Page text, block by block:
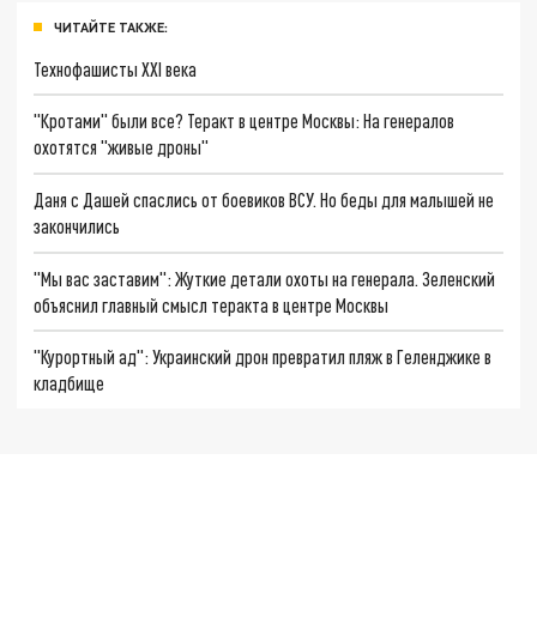
ЧИТАЙТЕ ТАКЖЕ:
Технофашисты XXI века
"Кротами" были все? Теракт в центре Москвы: На генералов
охотятся "живые дроны"
Даня с Дашей спаслись от боевиков ВСУ. Но беды для малышей не
закончились
"Мы вас заставим": Жуткие детали охоты на генерала. Зеленский
объяснил главный смысл теракта в центре Москвы
"Курортный ад": Украинский дрон превратил пляж в Геленджике в
кладбище